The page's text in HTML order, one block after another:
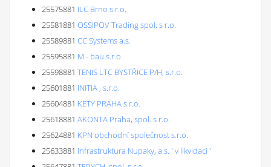
25575881 ILC Brno s.r.o.
25581881 OSSIPOV Trading spol. s r.o.
25589881 CC Systems a.s.
25595881 M - bau s.r.o.
25598881 TENIS LTC BYSTŘICE P/H, s.r.o.
25601881 INITIA , s.r.o.
25604881 KETY PRAHA s.r.o.
25618881 AKONTA Praha, spol. s r.o.
25624881 KPN obchodní společnost s.r.o.
25633881 Infrastruktura Nupaky, a.s. ' v likvidaci '